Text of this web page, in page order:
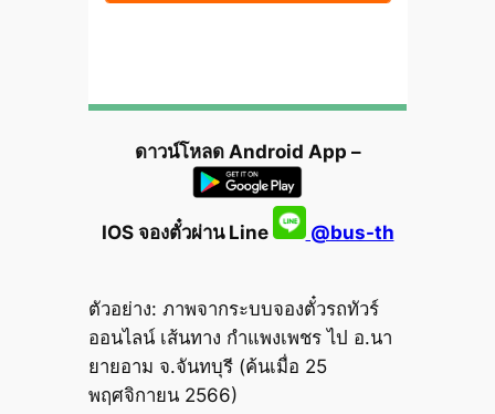
ดาวน์โหลด Android App –
IOS จองตั๋วผ่าน Line @bus-th
ตัวอย่าง: ภาพจากระบบจองตั๋วรถทัวร์
ออนไลน์ เส้นทาง กำแพงเพชร ไป อ.นา
ยายอาม จ.จันทบุรี (ค้นเมื่อ 25
พฤศจิกายน 2566)